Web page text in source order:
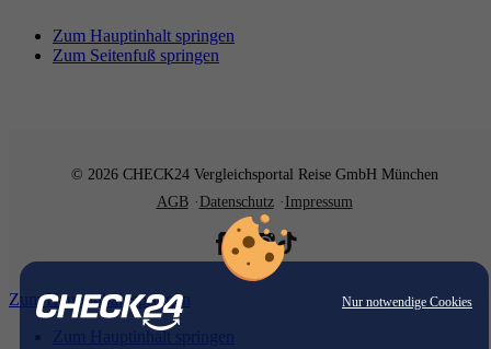
Nur notwendige Cookies
Zum Hauptinhalt springen
Zum Seitenfuß springen
© 2026 CHECK24 Vergleichsportal Reise GmbH München
AGB
Datenschutz Impressum
Zum Hauptinhalt springen
Zum Hauptinhalt springen